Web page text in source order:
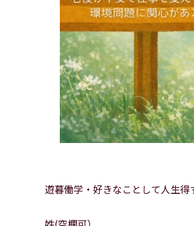
遊暮働学・好きなことして人生